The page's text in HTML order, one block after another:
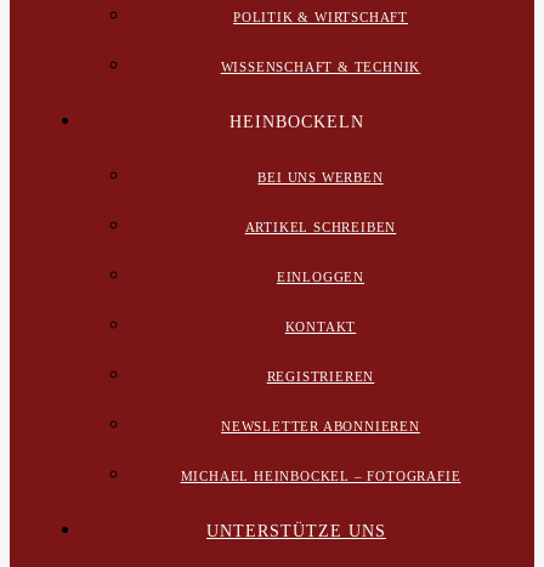
POLITIK & WIRTSCHAFT
WISSENSCHAFT & TECHNIK
HEINBOCKELN
BEI UNS WERBEN
ARTIKEL SCHREIBEN
EINLOGGEN
KONTAKT
REGISTRIEREN
NEWSLETTER ABONNIEREN
MICHAEL HEINBOCKEL – FOTOGRAFIE
UNTERSTÜTZE UNS